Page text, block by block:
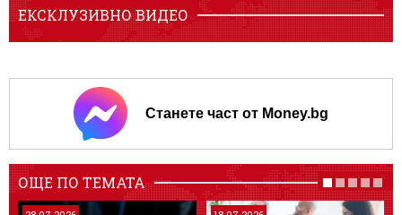
ЕКСКЛУЗИВНО ВИДЕО
Станете част от Money.bg
ОЩЕ ПО ТЕМАТА